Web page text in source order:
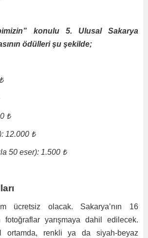
konulu 5. Ulusal Sakarya
ödülleri şu şekilde;
₺
12.000 ₺
50 eser): 1.500 ₺
ücretsiz olacak. Sakarya’nın 16
fotoğraflar yarışmaya dahil edilecek.
ortamda, renkli ya da siyah-beyaz